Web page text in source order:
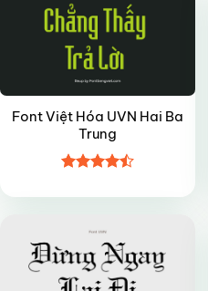
Font Việt Hóa UVN Hai Ba
Trung
hạng4.5